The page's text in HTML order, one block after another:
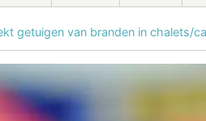
getuigen van branden in chalets/